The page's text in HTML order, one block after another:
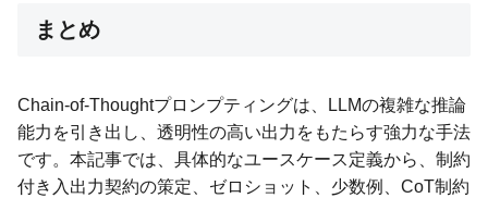
まとめ
Chain-of-Thoughtプロンプティングは、LLMの複雑な推論
能力を引き出し、透明性の高い出力をもたらす強力な手法
です。本記事では、具体的なユースケース定義から、制約
付き入出力契約の策定、ゼロショット、少数例、CoT制約